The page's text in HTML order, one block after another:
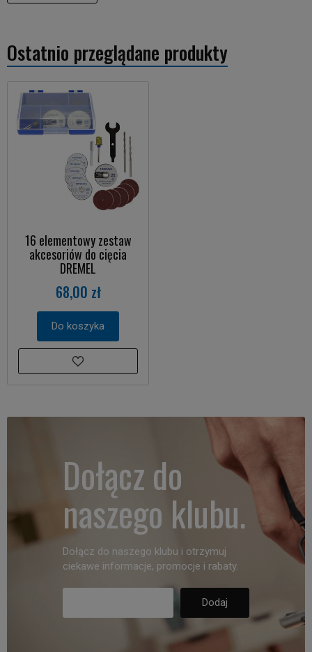
Ostatnio przeglądane produkty
16 elementowy zestaw
akcesoriów do cięcia
DREMEL
68,00 zł
Do koszyka
Dołącz do
naszego klubu.
Dołącz do naszego klubu i otrzymuj
ciekawe informacje, promocje i rabaty.